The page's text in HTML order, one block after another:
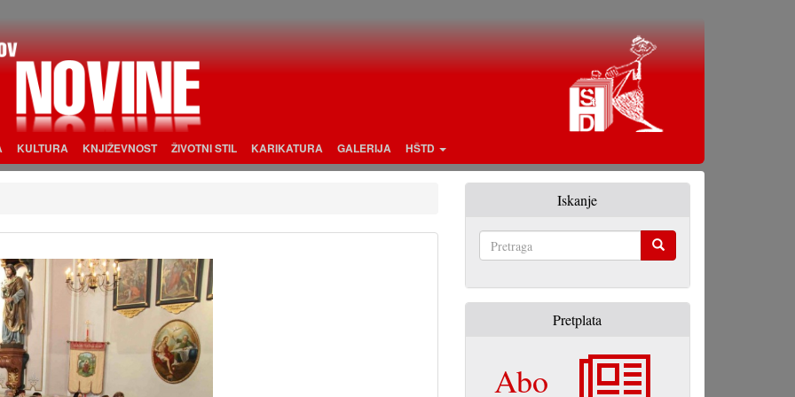
KULTURA KNJIŽEVNOST ŽIVOTNI STIL KARIKATURA GALERIJA HŠTD
Iskanje
Pretplata
Abo